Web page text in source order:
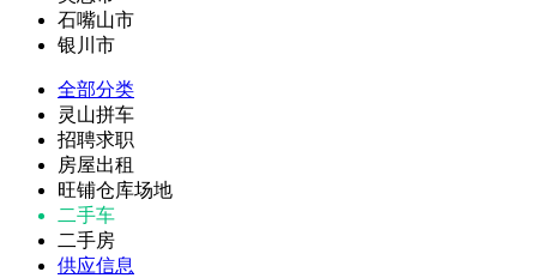
石嘴山市
银川市
全部分类
灵山拼车
招聘求职
房屋出租
旺铺仓库场地
二手车
二手房
供应信息